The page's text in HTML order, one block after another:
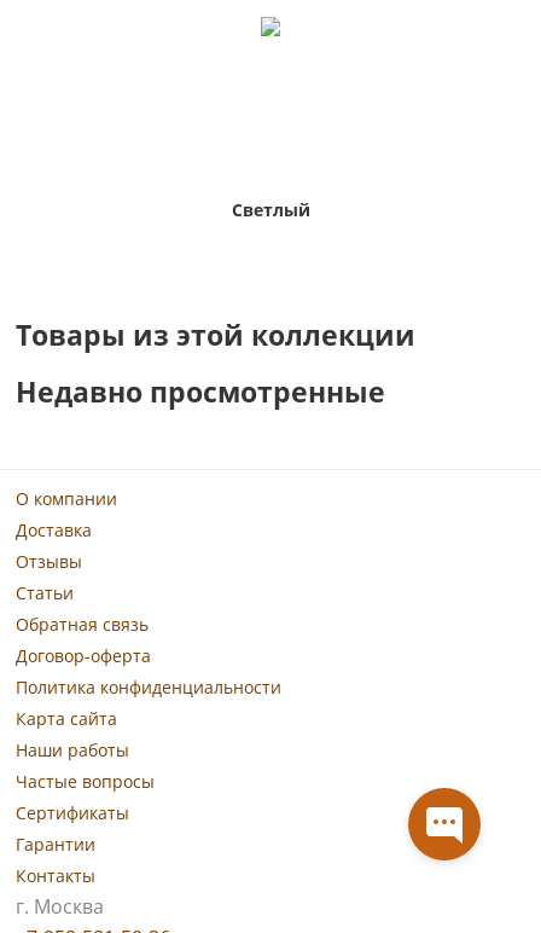
Светлый
Товары из этой коллекции
Недавно просмотренные
О компании
Доставка
Отзывы
Статьи
Обратная связь
Договор-оферта
Политика конфиденциальности
Карта сайта
Наши работы
Частые вопросы
Сертификаты
Гарантии
Контакты
г. Москва